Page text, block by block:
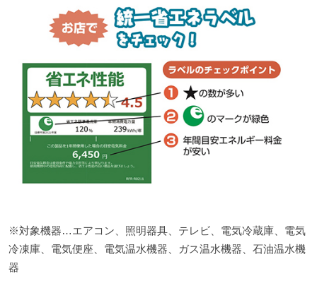
※対象機器…エアコン、照明器具、テレビ、電気冷蔵庫、電気
冷凍庫、電気便座、電気温水機器、ガス温水機器、石油温水機
器